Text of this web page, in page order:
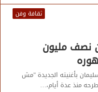
ثقافة وفن
نصف مليون
بأغنيته الجديدة "مش
منذ عدة أيام،…